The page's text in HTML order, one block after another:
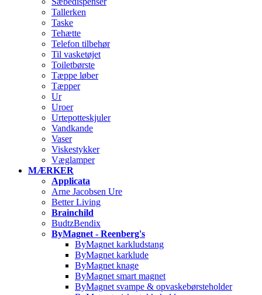
Tallerken
Taske
Tehætte
Telefon tilbehør
Til vasketøjet
Toiletbørste
Tæppe løber
Tæpper
Ur
Uroer
Urtepotteskjuler
Vandkande
Vaser
Viskestykker
Væglamper
MÆRKER
Applicata
Arne Jacobsen Ure
Better Living
Brainchild
BudtzBendix
ByMagnet - Reenberg's
ByMagnet karkludstang
ByMagnet karklude
ByMagnet knage
ByMagnet smart magnet
ByMagnet svampe & opvaskebørsteholder